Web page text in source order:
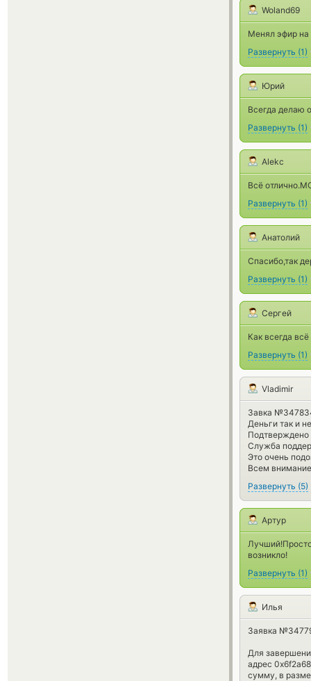
Woland69
Менял эфир
Развернуть (1)
Юрий
Всегда делаю
Развернуть (1)
Alekc
Всё
Развернуть (1)
Анатолий
Спасибо,так
Развернуть (1)
Сергей
Как всегда
Развернуть (1)
Vladimir
Завка
Деньги так и
Подтверждено
Служба
Это очень
Всем
Развернуть (5)
Артур
возникло!
Развернуть (1)
Илья
Заявка
Для
адрес
сумму, в